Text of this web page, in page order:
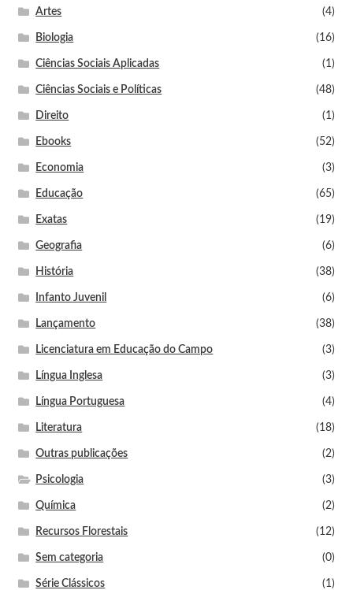
Artes (4)
Biologia (16)
Ciências Sociais Aplicadas (1)
Ciências Sociais e Políticas (48)
Direito (1)
Ebooks (52)
Economia (3)
Educação (65)
Exatas (19)
Geografia (6)
História (38)
Infanto Juvenil (6)
Lançamento (38)
Licenciatura em Educação do Campo (3)
Língua Inglesa (3)
Língua Portuguesa (4)
Literatura (18)
Outras publicações (2)
Psicologia (3)
Química (2)
Recursos Florestais (12)
Sem categoria (0)
Série Clássicos (1)